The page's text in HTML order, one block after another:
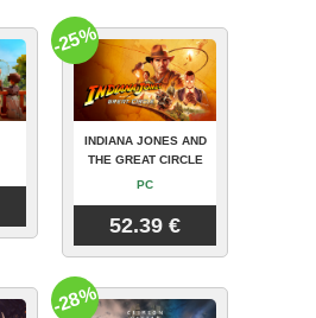
INDIANA JONES AND
THE GREAT CIRCLE
PC
52.39 €
-25%
-28%